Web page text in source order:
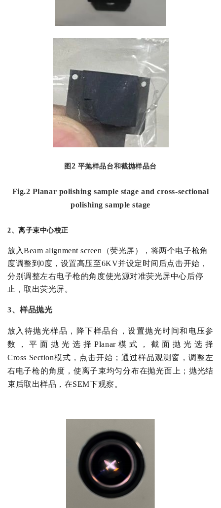
图 2 平抛样品台和截抛样品台
Fig.2 Planar polishing sample stage and cross-sectional
polishing sample stage
2、离子束中心校正
放入Beam alignment screen （荧光屏），将两个电子枪角
度调整到0度，设置高压至6KV并设定时间后点击开始，
分别调整左右电子枪的角度使光源对准荧光屏中心后停
止，取出荧光屏。
3、样品抛光
放入待抛光样品，降下样品台，设置抛光时间和电压参
数，平面抛光选择Planar模式，截面抛光选择
Cross Section模式，点击开始；通过样品观测窗，调整左
右电子枪的角度，使离子束均匀分布在抛光面上；抛光结
束后取出样品，在SEM下观察。